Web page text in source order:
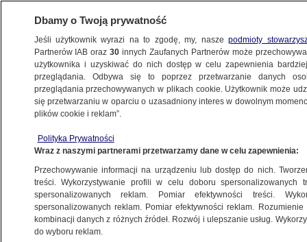
BIZNES
TECH
odcięci od sieci
19.11.2014, 17:14
Udostępnij
Dbamy o Twoją prywatność
Jeśli użytkownik wyrazi na to zgodę, my, naszepodmioty
Partnerów IAB oraz30 innych Zaufanych Partnerów może
użytkownika i uzyskiwać do nich dostęp w celu zapewnienia
przeglądania. Odbywa się to poprzez przetwarzanie danych
przeglądania przechowywanych w plikach cookie. Użytkownik może
się przetwarzaniu w oparciu o uzasadniony interes w dowolnym
plików cookie i reklam”.
Polityka Prywatności
Wraz z naszymi partnerami przetwarzamy dane w celu zapewnienia:
Przechowywanie informacji na urządzeniu lub dostęp do nich.
treści. Wykorzystywanie profili w celu doboru spersonalizowanych
spersonalizowanych reklam. Pomiar efektywności treści.
spersonalizowanych reklam. Pomiar efektywności reklam.
kombinacji danych z różnych źródeł. Rozwój i ulepszanie usług.
do wyboru reklam.